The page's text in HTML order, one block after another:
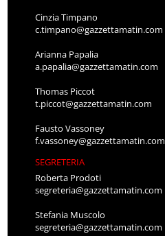
Cinzia Timpano
c.timpano@gazzettamatin.com
Arianna Papalia
a.papalia@gazzettamatin.com
Thomas Piccot
t.piccot@gazzettamatin.com
Fausto Vassoney
f.vassoney@gazzettamatin.com
SEGRETERIA
Roberta Prodoti
segreteria@gazzettamatin.com
Stefania Muscolo
segreteria@gazzettamatin.com